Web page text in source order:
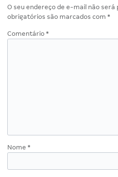
O seu endereço de e-mail não será
obrigatórios são marcados com *
Comentário *
Nome *